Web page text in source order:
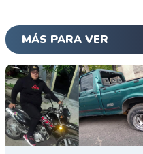
MÁS PARA VER